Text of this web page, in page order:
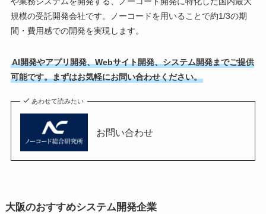
規模の受託開発会社です。ノーコードを用いることで約1/3の期
間・費用感での開発を実現します。
AI開発やアプリ開発、Webサイト開発、システム開発までご提供
可能です。まずはお気軽にお問い合わせください。
あわせて読みたい
お問い合わせ
大阪のおすすめシステム開発企業